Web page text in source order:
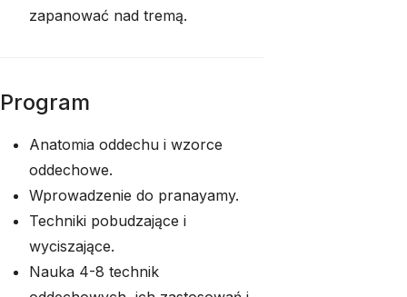
zapanować nad tremą.
Program
Anatomia oddechu i wzorce
oddechowe.
Wprowadzenie do pranayamy.
Techniki pobudzające i
wyciszające.
Nauka 4-8 technik